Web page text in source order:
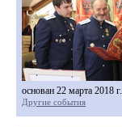
основан 22 марта 2018 г.
Другие события